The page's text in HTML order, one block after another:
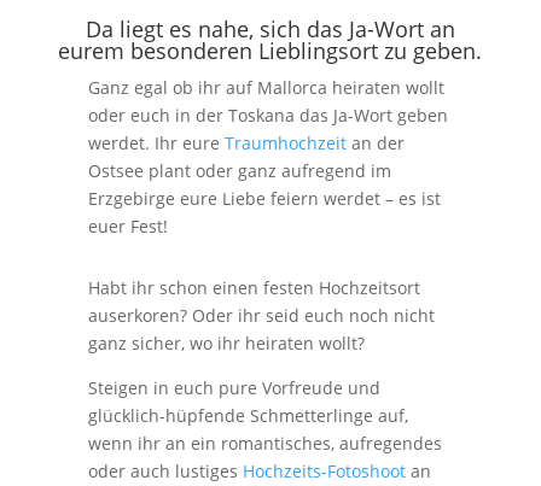
Da liegt es nahe, sich das Ja-Wort an
eurem besonderen Lieblingsort zu geben.
Ganz egal ob ihr auf Mallorca heiraten wollt
oder euch in der Toskana das Ja-Wort geben
werdet. Ihr eureTraumhochzeitan der
Ostsee plant oder ganz aufregend im
Erzgebirge eure Liebe feiern werdet – es ist
euer Fest!
Habt ihr schon einen festen Hochzeitsort
auserkoren? Oder ihr seid euch noch nicht
ganz sicher, wo ihr heiraten wollt?
Steigen in euch pure Vorfreude und
glücklich-hüpfende Schmetterlinge auf,
wenn ihr an ein romantisches, aufregendes
oder auch lustiges Hochzeits-Fotoshoot an